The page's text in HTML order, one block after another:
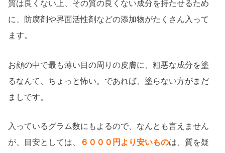
質は良くない上、その質の良くない成分を持たせるため
に、防腐剤や界面活性剤などの添加物がたくさん入って
ます。
お顔の中で最も薄い目の周りの皮膚に、粗悪な成分を塗
るなんて、ちょっと怖い。であれば、塗らない方がまだ
ましです。
入っているグラム数にもよるので、なんとも言えません
が、目安としては、
６０００円より安いものは、質を疑